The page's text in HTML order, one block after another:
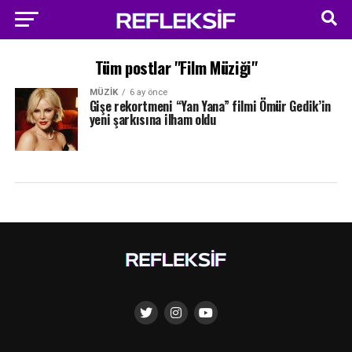
Tüm postlar "Film Müziği"
MÜZIK 6 ay önce
Gişe rekortmeni “Yan Yana” filmi Ömür Gedik’in
yeni şarkısına ilham oldu